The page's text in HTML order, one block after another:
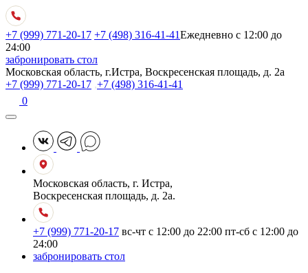
+7 (999) 771-20-17 +7 (498) 316-41-41Ежедневно с 12:00 до
24:00
забронировать стол
Московская область, г.Истра, Воскресенская площадь, д. 2а
+7 (999) 771-20-17 ,+7 (498) 316-41-41
0
Московская область, г. Истра,
Воскресенская площадь, д. 2а.
+7 (999) 771-20-17 вс-чт с 12:00 до 22:00 пт-сб с 12:00 до
24:00
забронировать стол